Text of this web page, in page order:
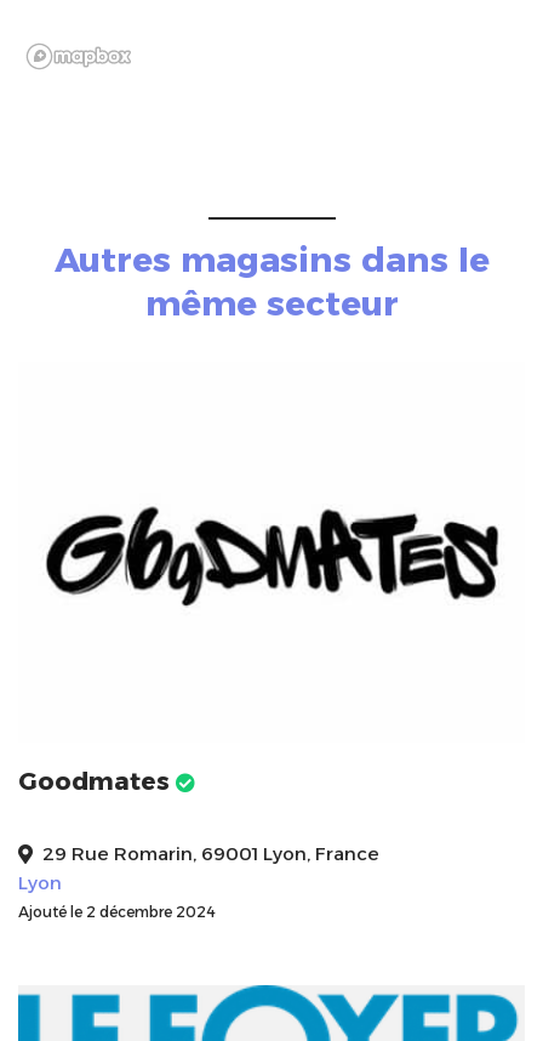
Autres magasins dans le
même secteur
Goodmates
29 Rue Romarin, 69001 Lyon, France
Lyon
Ajouté le 2 décembre 2024